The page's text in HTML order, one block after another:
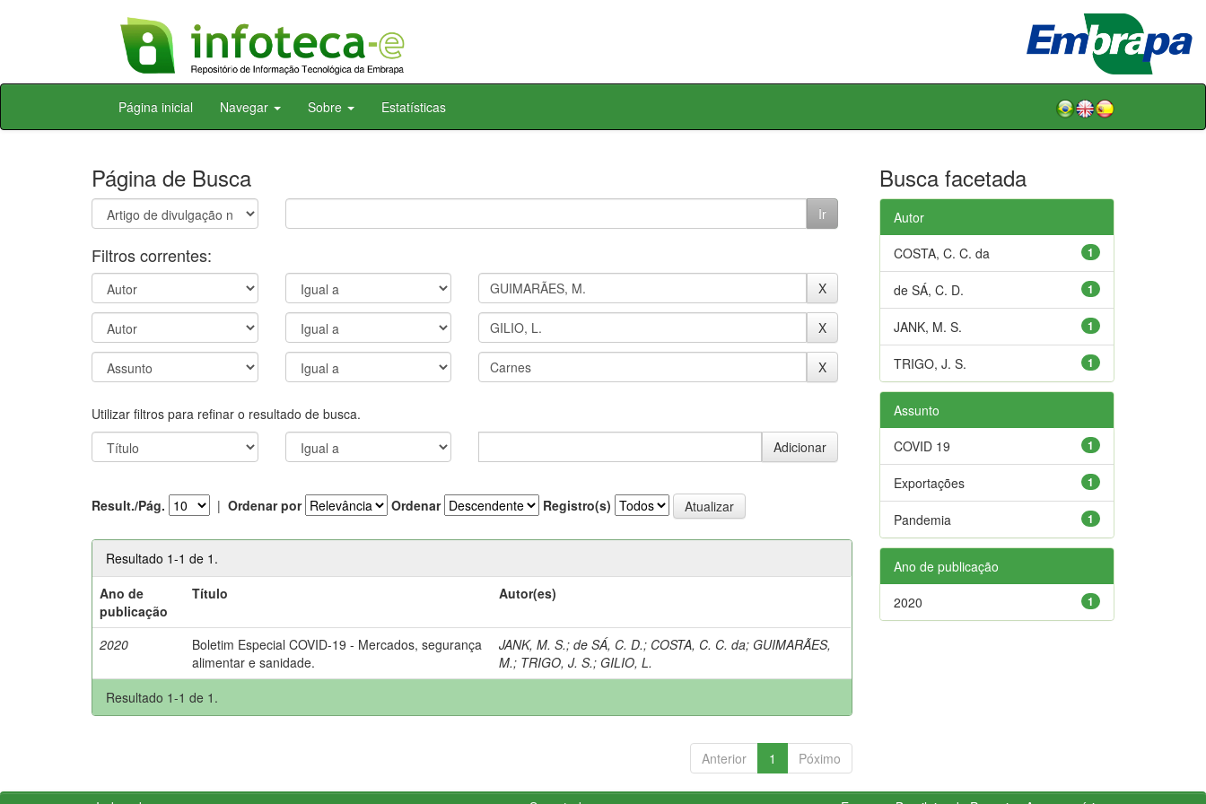
Skip
Página inicial Navegar Sobre Estatísticas
Página de Busca
Filtros correntes:
Utilizar filtros para refinar o resultado de busca.
Result./Pág. | Ordenar por Ordenar Registro(s)
Resultado 1-1 de 1.
Ano de
publicação
Título Autor(es)
2020
Boletim Especial COVID-19 - Mercados, segurança
alimentar e sanidade.
JANK, M. S.;de SÁ, C. D.; COSTA, C. C. da;GUIMARÃES,
M.; TRIGO, J. S.;GILIO, L.
Resultado 1-1 de 1.
Anterior 1 Póximo
Busca facetada
Autor
1
COSTA, C. C. da
1
de SÁ, C. D.
1
JANK, M. S.
1
TRIGO, J. S.
Assunto
1
COVID 19
1
Exportações
1
Pandemia
Ano de publicação
1
2020